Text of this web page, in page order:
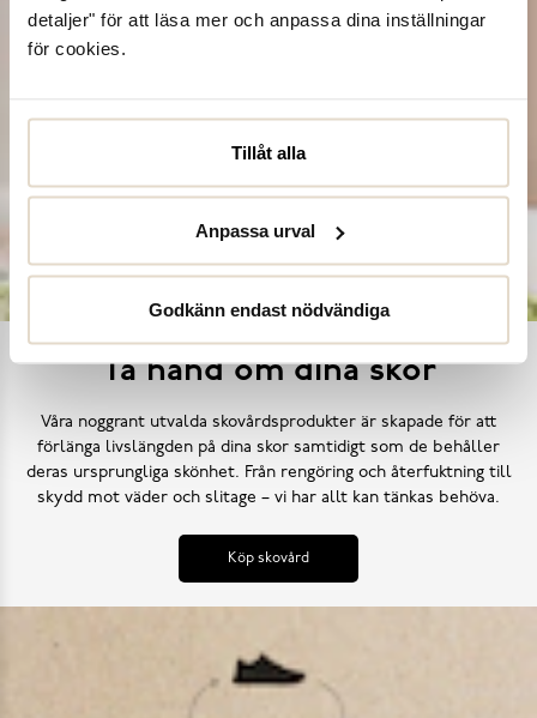
detaljer" för att läsa mer och anpassa dina inställningar
för cookies.
Tillåt alla
Anpassa urval
Godkänn endast nödvändiga
Ta hand om dina skor
Våra noggrant utvalda skovårdsprodukter är skapade för att
förlänga livslängden på dina skor samtidigt som de behåller
deras ursprungliga skönhet. Från rengöring och återfuktning till
skydd mot väder och slitage – vi har allt kan tänkas behöva.
Köp skovård